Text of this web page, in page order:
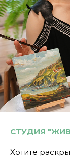
СТУДИЯ
Хотите